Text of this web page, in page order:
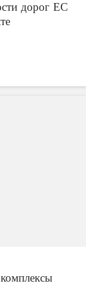
дорог ЕС